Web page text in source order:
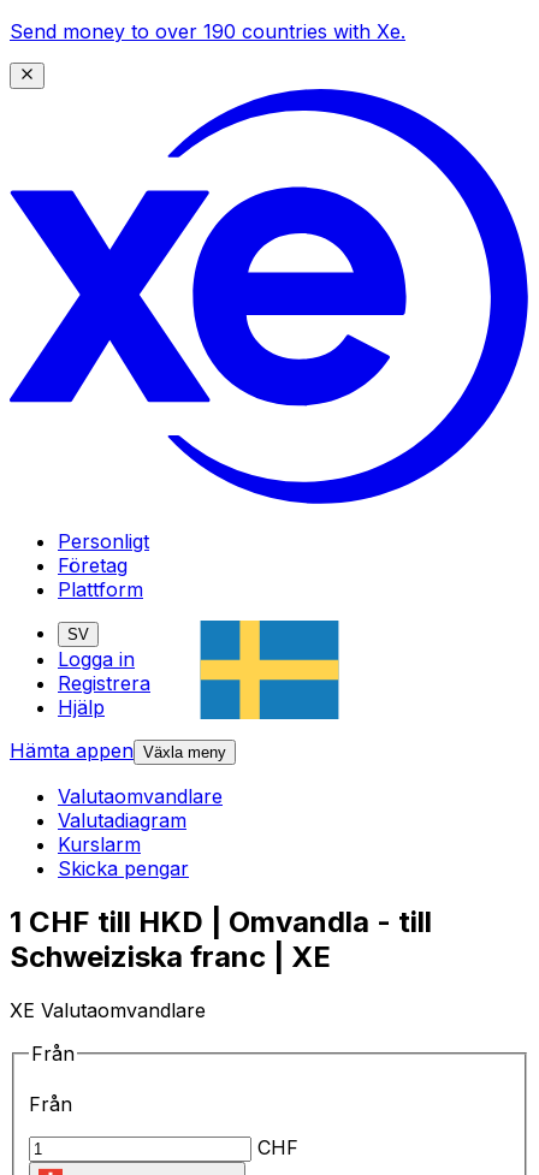
Send money to over 190 countries with Xe.
Personligt
Företag
Plattform
SV
Logga in
Registrera
Hjälp
Hämta appen Växla meny
Valutaomvandlare
Valutadiagram
Kurslarm
Skicka pengar
1 CHF till HKD | Omvandla - till
Schweiziska franc | XE
XE Valutaomvandlare
Från
Från
CHF